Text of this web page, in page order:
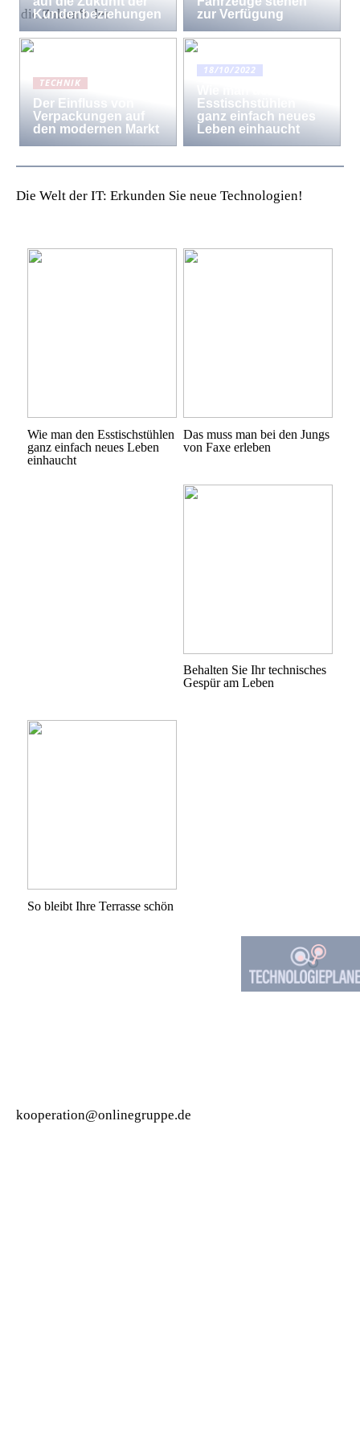
Kundenbeziehungen
zur Verfügung
TECHNIK
Der Einfluss von
Verpackungen auf
den modernen Markt
18/10/2022
Esstischstühlen
ganz einfach neues
Leben einhaucht
Die Welt der IT: Erkunden Sie neue Technologien!
Wie man den Esstischstühlen
ganz einfach neues Leben
einhaucht
Das muss man bei den Jungs
von Faxe erleben
Behalten Sie Ihr technisches
Gespür am Leben
So bleibt Ihre Terrasse schön
kooperation@onlinegruppe.de